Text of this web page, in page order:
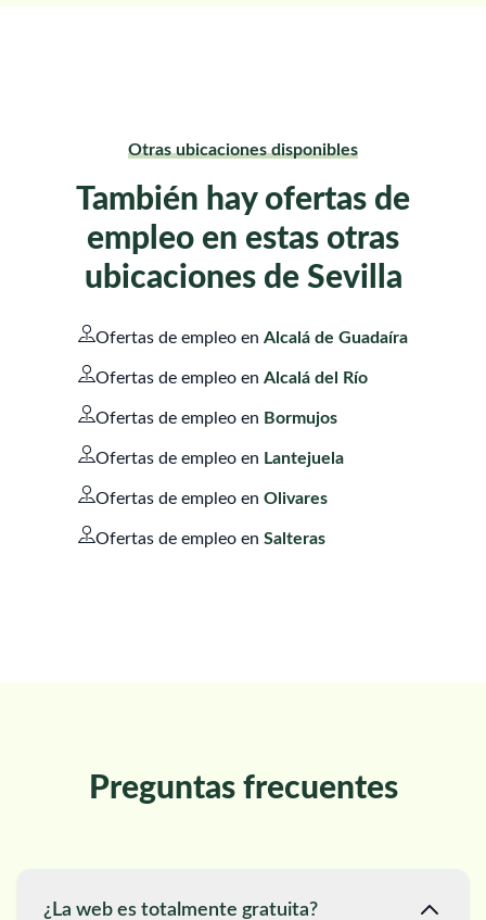
Otras ubicaciones disponibles
También hay ofertas de
empleo en estas otras
ubicaciones de Sevilla
Ofertas de empleo en Alcalá de Guadaíra
Ofertas de empleo en Alcalá del Río
Ofertas de empleo en Bormujos
Ofertas de empleo en Lantejuela
Ofertas de empleo en Olivares
Ofertas de empleo en Salteras
Preguntas frecuentes
¿La web es totalmente gratuita?